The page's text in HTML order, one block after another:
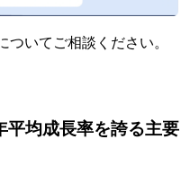
ついてご相談ください。
平均成長率を誇る主要